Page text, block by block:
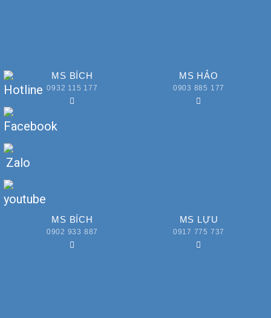
MS BÍCH
0932 115 177
MS HẢO
0903 885 177
MS BÍCH
0902 933 887
MS LỰU
0917 775 737